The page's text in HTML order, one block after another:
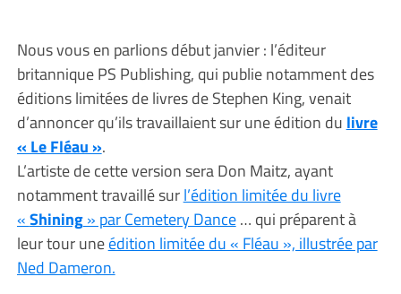
Nous vous en parlions début janvier : l’éditeur
britannique PS Publishing, qui publie notamment des
éditions limitées de livres de Stephen King, venait
d’annoncer qu’ils travaillaient sur une édition du livre
« Le Fléau ».
L’artiste de cette version sera Don Maitz, ayant
notamment travaillé surl’édition limitée du livre
«Shining» par Cemetery Dance… qui préparent à
leur tour uneédition limitée du « Fléau », illustrée par
Ned Dameron.